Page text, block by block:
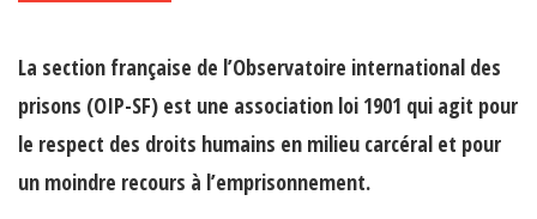
La section française de l’Observatoire international des
prisons (OIP-SF) est une association loi 1901 qui agit pour
le respect des droits humains en milieu carcéral et pour
un moindre recours à l’emprisonnement.